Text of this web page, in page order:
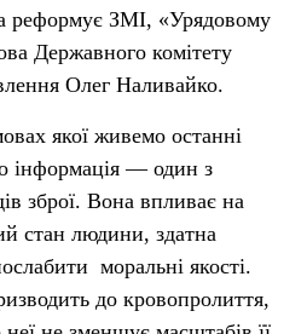
реформує ЗМІ, «Урядовому
Державного комітету
Олег Наливайко.
якої живемо останні
інформація — один з
зброї. Вона впливає на
стан людини, здатна
моральні якості.
до кровопролиття,